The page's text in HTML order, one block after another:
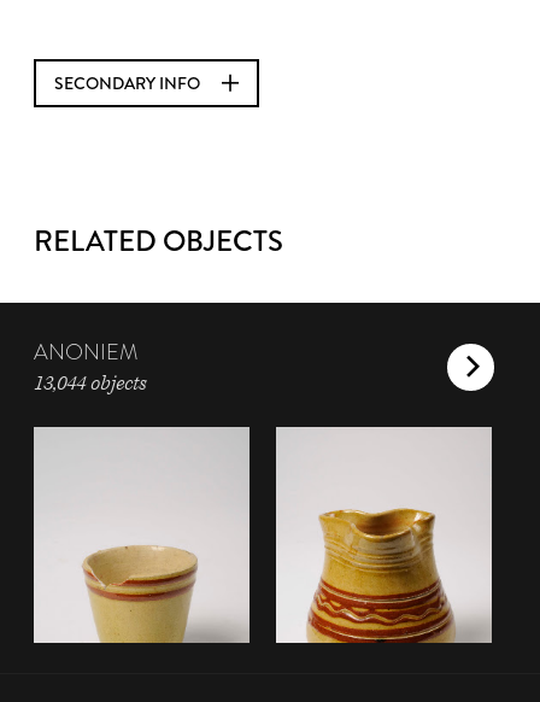
SECONDARY INFO
RELATED OBJECTS
ANONIEM
13,044 objects